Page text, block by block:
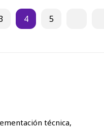
4 5
técnica,